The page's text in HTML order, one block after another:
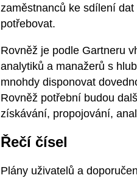
zaměstnanců ke sdílení
potřebovat.
Rovněž je podle Gartneru
analytiků a manažerů s
mnohdy disponovat
Rovněž potřební budou
získávání, propojování,
Řečí čísel
Plány uživatelů a